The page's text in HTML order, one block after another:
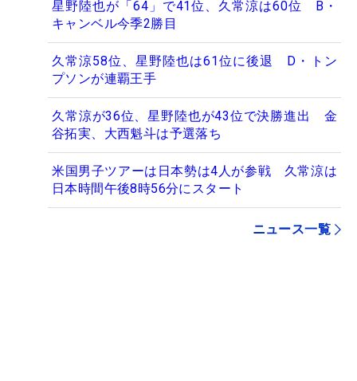
星野陸也が「64」で41位、久常涼は60位 B・
キャンベル今季2勝目
久常涼58位、星野陸也は61位に後退 D・トン
プソンが連覇王手
久常涼が36位、星野陸也が43位で決勝進出 金
谷拓実、大西魁斗は予選落ち
米国男子ツアーは日本勢は4人が参戦 久常涼は
日本時間午後8時56分にスタート
ニュース一覧